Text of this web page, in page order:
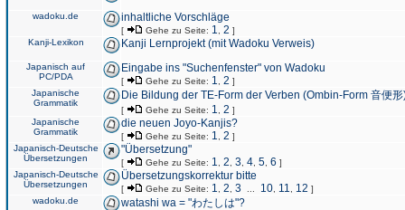
wadoku.de inhaltliche Vorschläge
[ Gehe zu Seite: 1 2 ]
Kanji-Lexikon
Kanji Lernprojekt (mit Wadoku Verweis)
Japanisch auf
PC/PDA
Eingabe ins "Suchenfenster" von Wadoku
[ Gehe zu Seite: 1 2 ]
Japanische
Grammatik
Die Bildung der TE-Form der Verben (Ombin-Form 音便形
[ Gehe zu Seite: 1 2 ]
Japanische
Grammatik
die neuen Joyo-Kanjis?
[ Gehe zu Seite: 1 2 ]
Japanisch-Deutsche
Übersetzungen
"Übersetzung"
[ Gehe zu Seite: 1 2 3 4 5 6 ]
Japanisch-Deutsche
Übersetzungen
Übersetzungskorrektur bitte
[ Gehe zu Seite: 1 2 3 10 11 12 ]
wadoku.de
watashi wa = "わたしは"?